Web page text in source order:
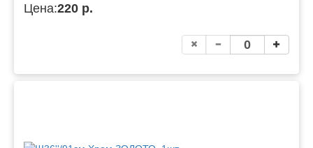
Цена:220 р.